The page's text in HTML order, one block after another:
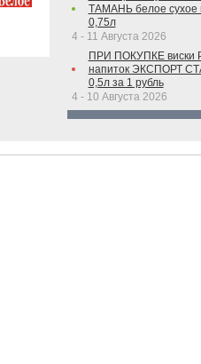
ТАМАНЬ белое сухое
0,75л
4 - 11 Августа 2026
ПРИ ПОКУПКЕ виски
напиток ЭКСПОРТ
0,5л за 1 рубль
4 - 10 Августа 2026